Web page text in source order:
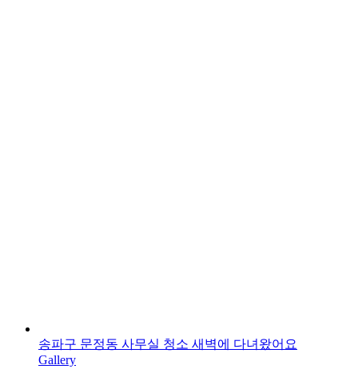
송파구 문정동 사무실 청소 새벽에 다녀왔어요
Gallery